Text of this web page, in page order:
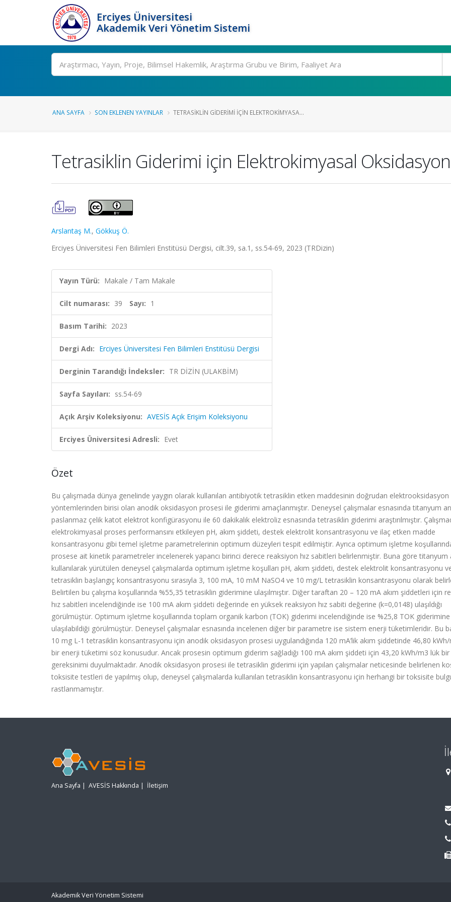
Erciyes Üniversitesi
Akademik Veri Yönetim Sistemi
Ara
ANA SAYFA SON EKLENEN YAYINLAR TETRASIKLIN GIDERIMI IÇIN ELEKTROKIMYASA...
Tetrasiklin Giderimi için Elektrokimyasal
Arslantaş M., Gökkuş Ö.
Erciyes Üniversitesi Fen Bilimleri Enstitüsü Dergisi, cilt.39, sa.1, ss.54-69, 2023 (TRDizin)
Yayın Türü: Makale / Tam Makale
Cilt numarası: 39 Sayı: 1
Basım Tarihi: 2023
Dergi Adı: Erciyes Üniversitesi Fen Bilimleri Enstitüsü Dergisi
Derginin Tarandığı İndeksler: TR DİZİN (ULAKBİM)
Sayfa Sayıları: ss.54-69
Açık Arşiv Koleksiyonu: AVESİS Açık Erişim Koleksiyonu
Erciyes Üniversitesi Adresli: Evet
Özet
Bu çalışmada dünya genelinde yaygın olarak kullanılan antibiyotik tetrasiklin etken maddesinin doğrudan elektrooksidasyon
yöntemlerinden birisi olan anodik oksidasyon prosesi ile giderimi amaçlanmıştır. Deneysel çalışmalar esnasında titanyum
paslanmaz çelik katot elektrot konfigürasyonu ile 60 dakikalık elektroliz esnasında tetrasiklin giderimi araştırılmıştır.
elektrokimyasal proses performansını etkileyen pH, akım şiddeti, destek elektrolit konsantrasyonu ve ilaç etken madde
konsantrasyonu gibi temel işletme parametrelerinin optimum düzeyleri tespit edilmiştir. Ayrıca optimum işletme
prosese ait kinetik parametreler incelenerek yapancı birinci derece reaksiyon hız sabitleri belirlenmiştir. Buna göre titanyum
kullanılarak yürütülen deneysel çalışmalarda optimum işletme koşulları pH, akım şiddeti, destek elektrolit konsantrasyonu
tetrasiklin başlangıç konsantrasyonu sırasıyla 3, 100 mA, 10 mM NaSO4 ve 10 mg/L tetrasiklin konsantrasyonu olarak
Belirtilen bu çalışma koşullarında %55,35 tetrasiklin giderimine ulaşılmıştır. Diğer taraftan 20 – 120 mA akım şiddetleri için
hız sabitleri incelendiğinde ise 100 mA akım şiddeti değerinde en yüksek reaksiyon hız sabiti değerine (k=0,0148) ulaşıldığı
görülmüştür. Optimum işletme koşullarında toplam organik karbon (TOK) giderimi incelendiğinde ise %25,8 TOK giderimine
ulaşılabildiği görülmüştür. Deneysel çalışmalar esnasında incelenen diğer bir parametre ise sistem enerji tüketimleridir. Bu
10 mg L-1 tetrasiklin konsantrasyonu için anodik oksidasyon prosesi uygulandığında 120 mA’lik akım şiddetinde 46,80
bir enerji tüketimi söz konusudur. Ancak prosesin optimum giderim sağladığı 100 mA akım şiddeti için 43,20 kWh/m3 lük
gereksinimi duyulmaktadır. Anodik oksidasyon prosesi ile tetrasiklin giderimi için yapılan çalışmalar neticesinde belirlenen
toksisite testleri de yapılmış olup, deneysel çalışmalarda kullanılan tetrasiklin konsantrasyonu için herhangi bir toksisite
rastlanmamıştır.
Ana Sayfa | AVESİS Hakkında | İletişim
Akademik Veri Yönetim Sistemi